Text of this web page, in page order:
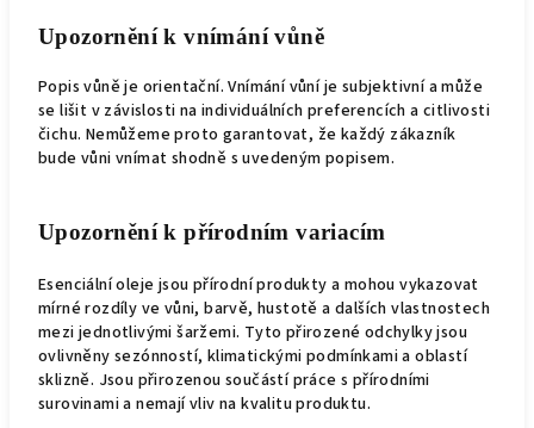
Upozornění k vnímání vůně
Popis vůně je orientační. Vnímání vůní je subjektivní a může
se lišit v závislosti na individuálních preferencích a citlivosti
čichu. Nemůžeme proto garantovat, že každý zákazník
bude vůni vnímat shodně s uvedeným popisem.
Upozornění k přírodním variacím
Esenciální oleje jsou přírodní produkty a mohou vykazovat
mírné rozdíly ve vůni, barvě, hustotě a dalších vlastnostech
mezi jednotlivými šaržemi. Tyto přirozené odchylky jsou
ovlivněny sezónností, klimatickými podmínkami a oblastí
sklizně. Jsou přirozenou součástí práce s přírodními
surovinami a nemají vliv na kvalitu produktu.